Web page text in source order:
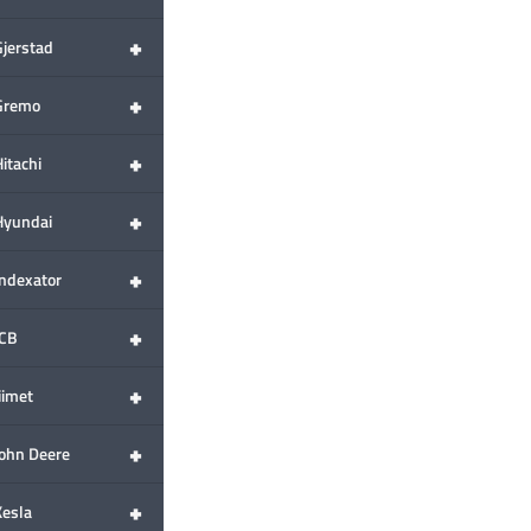
+
+
+
+
+
+
+
+
Deere
+